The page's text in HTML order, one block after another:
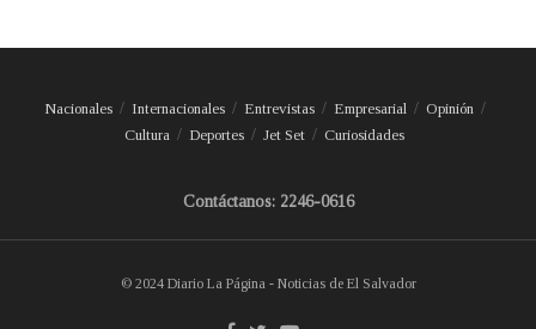
Nacionales Internacionales Entrevistas Empresarial
Opinión
Cultura
Deportes Jet Set Curiosidades
Contáctanos: 2246-0616
© 2024 Diario La Página - Noticias de El Salvador